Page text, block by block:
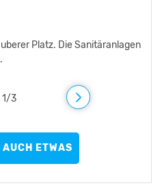
Platz. Die Sanitäranlagen
Platzwart und die gemeinde!!!!
Anlagen sind in einem
ist o.k. Badestelle sehr
1/3
ETWAS